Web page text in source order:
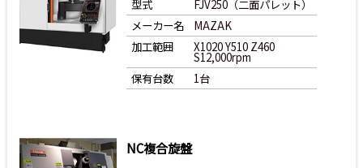
型式
FJV250（二面パレット）
メーカー名
MAZAK
加工範囲
X1020 Y510 Z460
S12,000rpm
保有台数
1台
NC複合旋盤